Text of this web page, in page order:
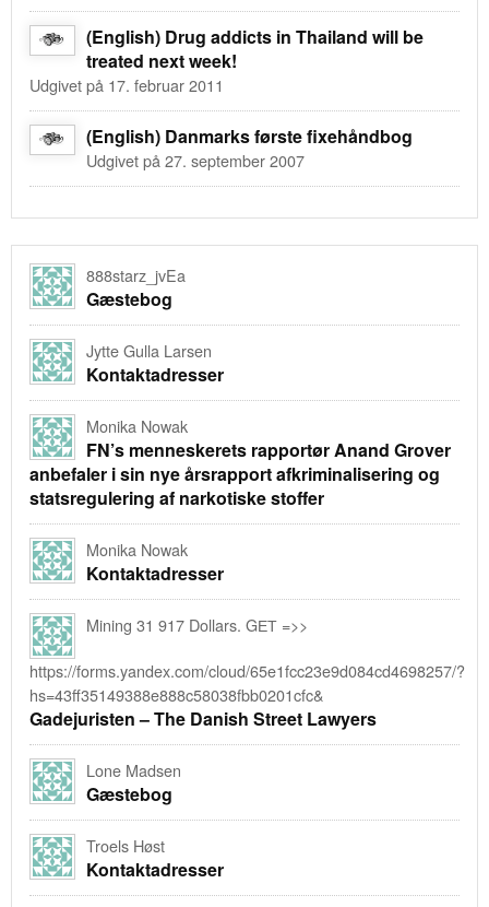
(English) Drug addicts in Thailand will be
treated next week!
Udgivet på 17. februar 2011
(English) Danmarks første fixehåndbog
Udgivet på 27. september 2007
888starz_jvEa
Gæstebog
Jytte Gulla Larsen
Kontaktadresser
Monika Nowak
FN’s menneskerets rapportør Anand Grover
anbefaler i sin nye årsrapport afkriminalisering og
statsregulering af narkotiske stoffer
Monika Nowak
Kontaktadresser
Mining 31 917 Dollars. GЕТ =>>
https://forms.yandex.com/cloud/65e1fcc23e9d084cd4698257/?
hs=43ff35149388e888c58038fbb0201cfc&
Gadejuristen – The Danish Street Lawyers
Lone Madsen
Gæstebog
Troels Høst
Kontaktadresser